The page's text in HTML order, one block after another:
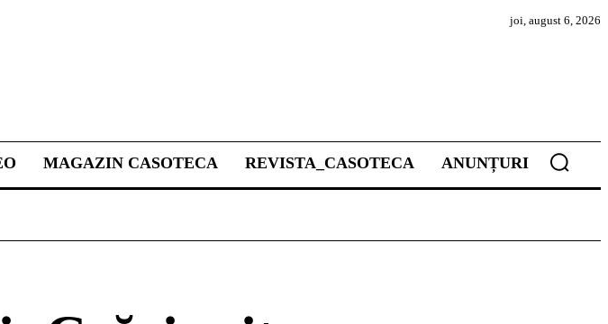
joi, august 6, 2026
MAGAZIN CASOTECA REVISTA_CASOTECA ANUNȚURI